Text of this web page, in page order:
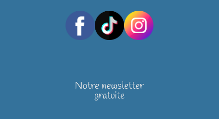
Notre newsletter
gratuite